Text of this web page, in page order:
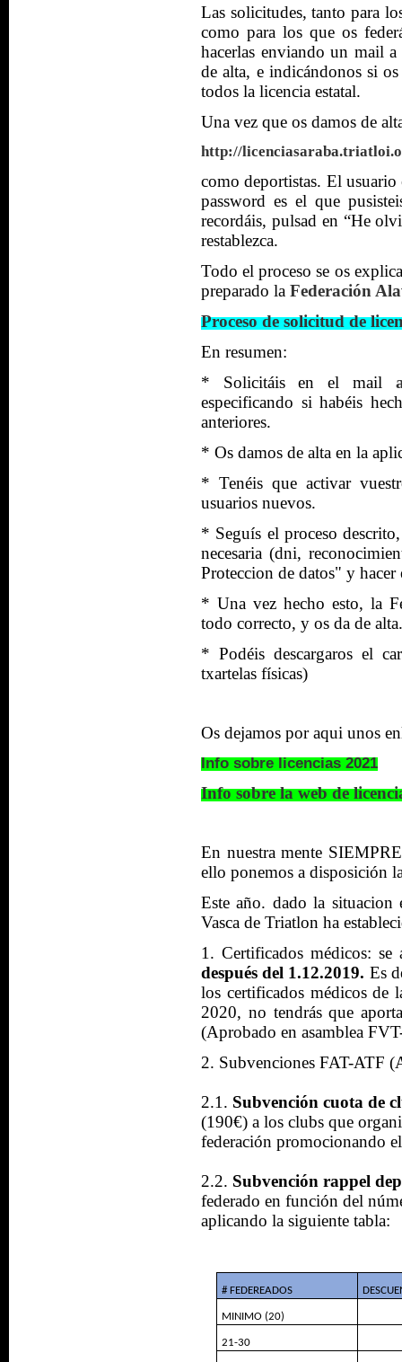
Las solicitudes, tanto para
como para los que os
hacerlas enviando un mail a
de alta, e indicándonos si
todos la licencia estatal.
Una vez que os damos de
http://
como deportistas. El
password es el que
recordáis, pulsad en “He
restablezca.
Todo el proceso se os
preparado la Federación
Proceso de solicitud de
En resumen:
* Solicitáis en el mail
especificando si habéis
anteriores.
* Os damos de alta en la
* Tenéis que activar
usuarios nuevos.
* Seguís el proceso
necesaria (dni,
Proteccion de datos" y hacer
* Una vez hecho esto, la
todo correcto, y os da de alta.
* Podéis descargaros el
txartelas físicas)
Os dejamos por aqui unos
Info sobre licencias 2021
Info sobre la web de
En nuestra mente
ello ponemos a disposición
Este año. dado la situacion
Vasca de Triatlon ha
1. Certificados médicos: se
después del 1.12.2019. Es
los certificados médicos de
2020, no tendrás que
(Aprobado en asamblea
2. Subvenciones FAT-ATF
2.1. Subvención cuota de
(190€) a los clubs que
federación promocionando
2.2. Subvención rappel
federado en función del
aplicando la siguiente tabla:
# FEDEREADOS
MINIMO (20)
21-30